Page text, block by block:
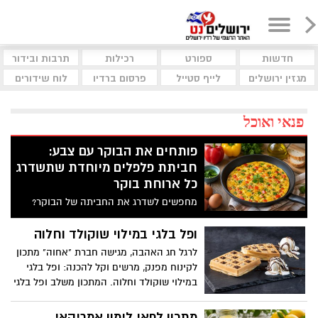
חדשות ספורט רכילות
תרבות ובידור
מגזין ירושלים
לייף סטייל פרסום ברדיו לוח שידורים
פנאי ואוכל
פותחים את הבוקר עם צבע:
חביתת פלפלים מיוחדת שתשדרג
כל ארוחת בוקר
מחפשים לשדרג את החביתה של הבוקר?
המתכון הזה משלב פלפלים צבעוניים, עשבי
תיבול טריים ותיבול עדין, ויוצר חביתה
אוורירית, עשירה בטעמים וצבעונית במיוחד.
ופל בלגי במילוי שוקולד וחלוה
לרגל חג האהבה, מגישה חברת "אחוה" מתכון
לקינוח מפנק, מרשים וקל להכנה: ופל בלגי
במילוי שוקולד וחלוה. המתכון משלב ופל בלגי
וממרח טחינה בטעם שוקולד ללא תוספת